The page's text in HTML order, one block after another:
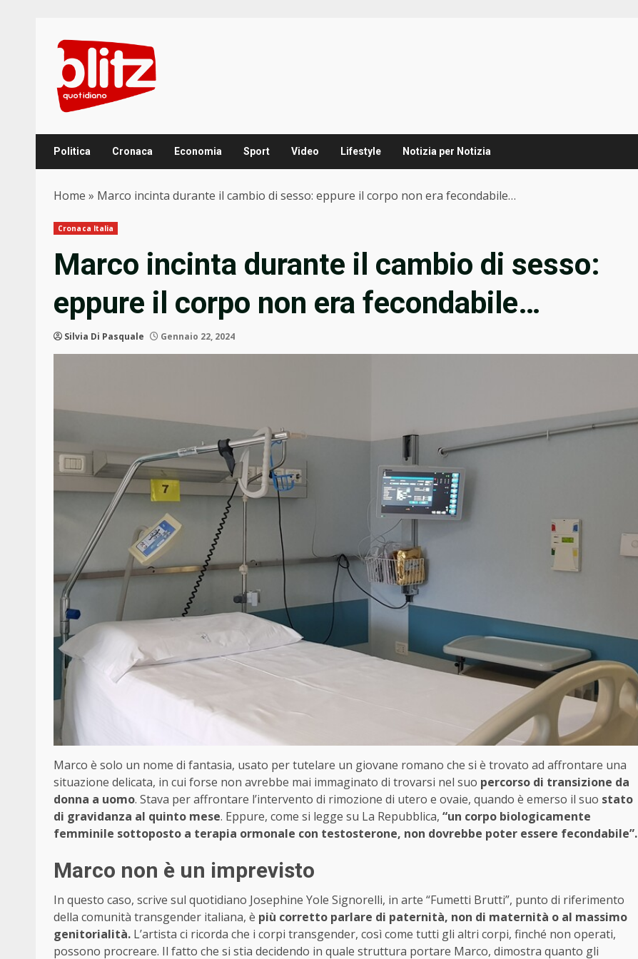
content
Politica Cronaca Economia Sport Video Lifestyle Notizia per Notizia
Home » Marco incinta durante il cambio di sesso: eppure il corpo non era fecondabile…
Cronaca Italia
Marco incinta durante il cambio di sesso:
eppure il corpo non era fecondabile…
Silvia Di Pasquale Gennaio 22, 2024
Marco è solo un nome di fantasia, usato per tutelare un giovane romano che si è trovato ad affrontare una
situazione delicata, in cui forse non avrebbe mai immaginato di trovarsi nel suo percorso di transizione da
donna a uomo. Stava per affrontare l’intervento di rimozione di utero e ovaie, quando è emerso il suo stato
di gravidanza al quinto mese. Eppure, come si legge su La Repubblica, “un corpo biologicamente
femminile sottoposto a terapia ormonale con testosterone, non dovrebbe poter essere fecondabile”.
Marco non è un imprevisto
In questo caso, scrive sul quotidiano Josephine Yole Signorelli, in arte “Fumetti Brutti”, punto di riferimento
della comunità transgender italiana, è più corretto parlare di paternità, non di maternità o al massimo
genitorialità. L’artista ci ricorda che i corpi transgender, così come tutti gli altri corpi, finché non operati,
possono procreare. Il fatto che si stia decidendo in quale struttura portare Marco, dimostra quanto gli